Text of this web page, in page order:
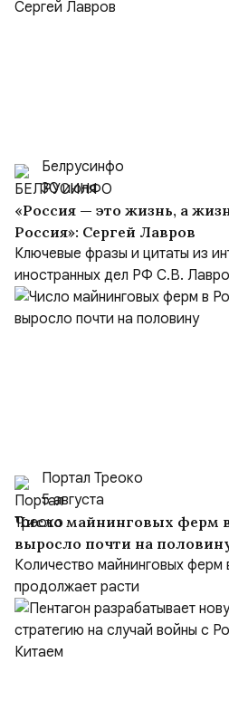
Белрусинфо
30 июля
«Россия — это жизнь, а жизнь —
Россия»: Сергей Лавров
Ключевые фразы и цитаты из
иностранных дел РФ С.В.
Портал Треоко
5 августа
Число майнинговых ферм в
выросло почти на
Количество майнинговых ферм
продолжает расти